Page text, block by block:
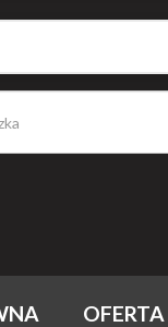
OFERTA